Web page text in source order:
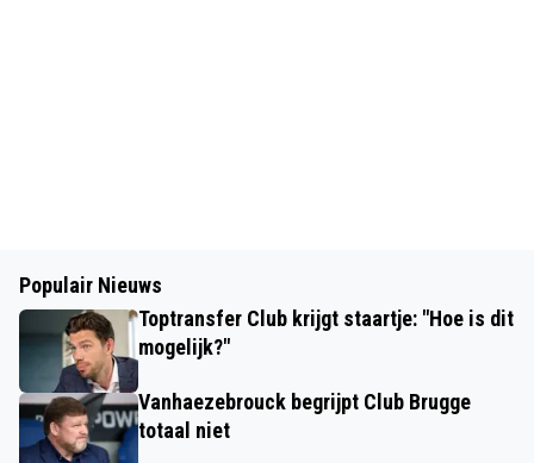
Populair Nieuws
Toptransfer Club krijgt staartje: "Hoe is dit
mogelijk?"
Vanhaezebrouck begrijpt Club Brugge
totaal niet